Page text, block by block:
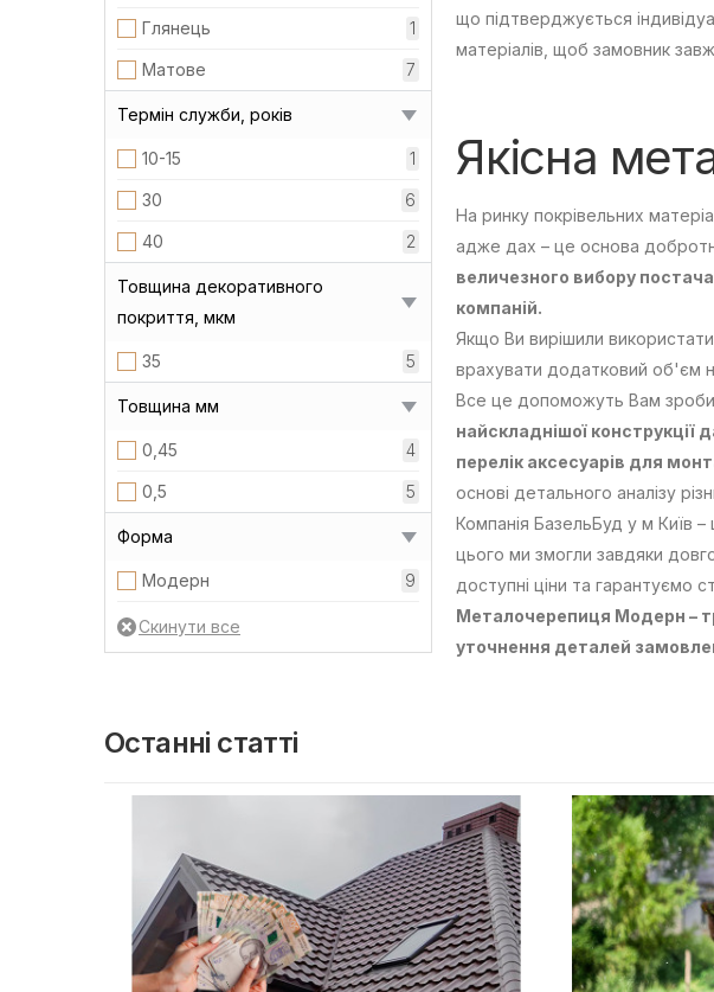
Глянець 1
Матове 7
Термін служби, років
10-15 1
30 6
40 2
Товщина декоративного
покриття, мкм
35 5
Товщина мм
0,45 4
0,5 5
Форма
Модерн 9
що підтверджується
матеріалів, щоб замовник
Якісна
На ринку покрівельних
адже дах – це основа
величезного вибору
компаній.
Якщо Ви вирішили
врахувати додатковий об'єм
Все це допоможуть Вам
найскладнішої конструкції
перелік аксесуарів для
основі детального аналізу
Компанія БазельБуд у м Київ
цього ми змогли завдяки
доступні ціни та гарантуємо
Металочерепиця Модерн –
уточнення деталей
Останні статті